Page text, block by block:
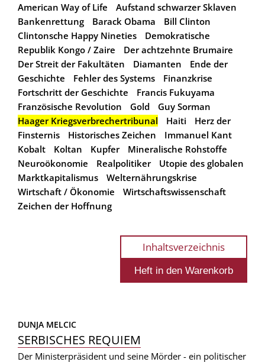
American Way of Life
Aufstand schwarzer Sklaven
Bankenrettung
Barack Obama
Bill Clinton
Clintonsche Happy Nineties
Demokratische
Republik Kongo / Zaire
Der achtzehnte Brumaire
Der Streit der Fakultäten
Diamanten
Ende der
Geschichte
Fehler des Systems
Finanzkrise
Fortschritt der Geschichte
Francis Fukuyama
Französische Revolution
Gold
Guy Sorman
Haager Kriegsverbrechertribunal
Haiti
Herz der
Finsternis
Historisches Zeichen
Immanuel Kant
Kobalt
Koltan Kupfer
Mineralische Rohstoffe
Neuroökonomie
Realpolitiker
Utopie des globalen
Marktkapitalismus
Welternährungskrise
Wirtschaft / Ökonomie
Wirtschaftswissenschaft
Zeichen der Hoffnung
Inhaltsverzeichnis
DUNJA MELCIC
SERBISCHES REQUIEM
Der Ministerpräsident und seine Mörder - ein politischer